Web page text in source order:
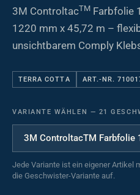
3M ControltacTM Farbfolie
1220 mm x 45,72 m –
unsichtbarem Comply
TERRA COTTA ART.-NR.
VARIANTE WÄHLEN — 21
Jede Variante ist ein eigener Artikel
die Geschwister-Variante auf.